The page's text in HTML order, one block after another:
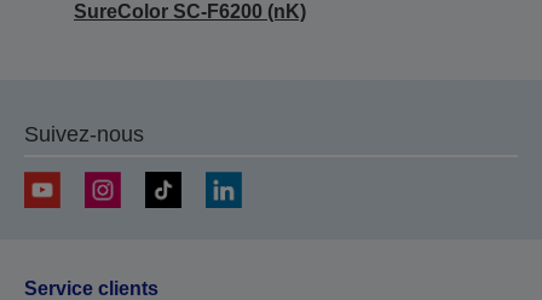
SureColor SC-F6200 (nK)
Suivez-nous
Service clients